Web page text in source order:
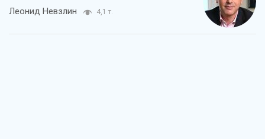
Леонид Невзлин 4,1 т.